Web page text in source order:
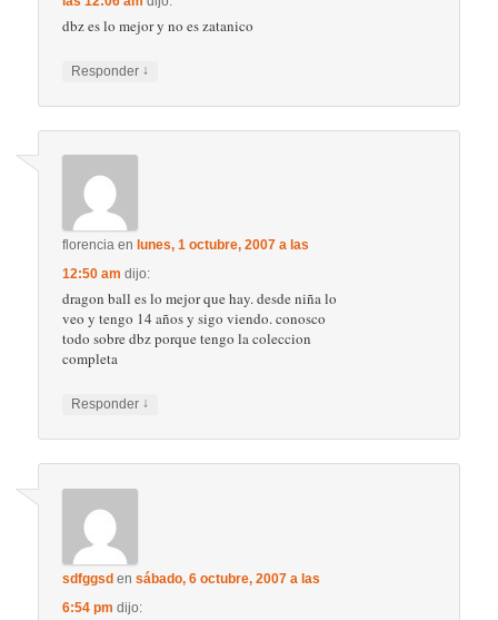
dbz es lo mejor y no es zatanico
Responder ↓
florencia en lunes, 1 octubre, 2007 a las
12:50 am dijo:
dragon ball es lo mejor que hay. desde niña lo
veo y tengo 14 años y sigo viendo. conosco
todo sobre dbz porque tengo la coleccion
completa
Responder ↓
sdfggsd ensábado, 6 octubre, 2007 a las
6:54 pm dijo: